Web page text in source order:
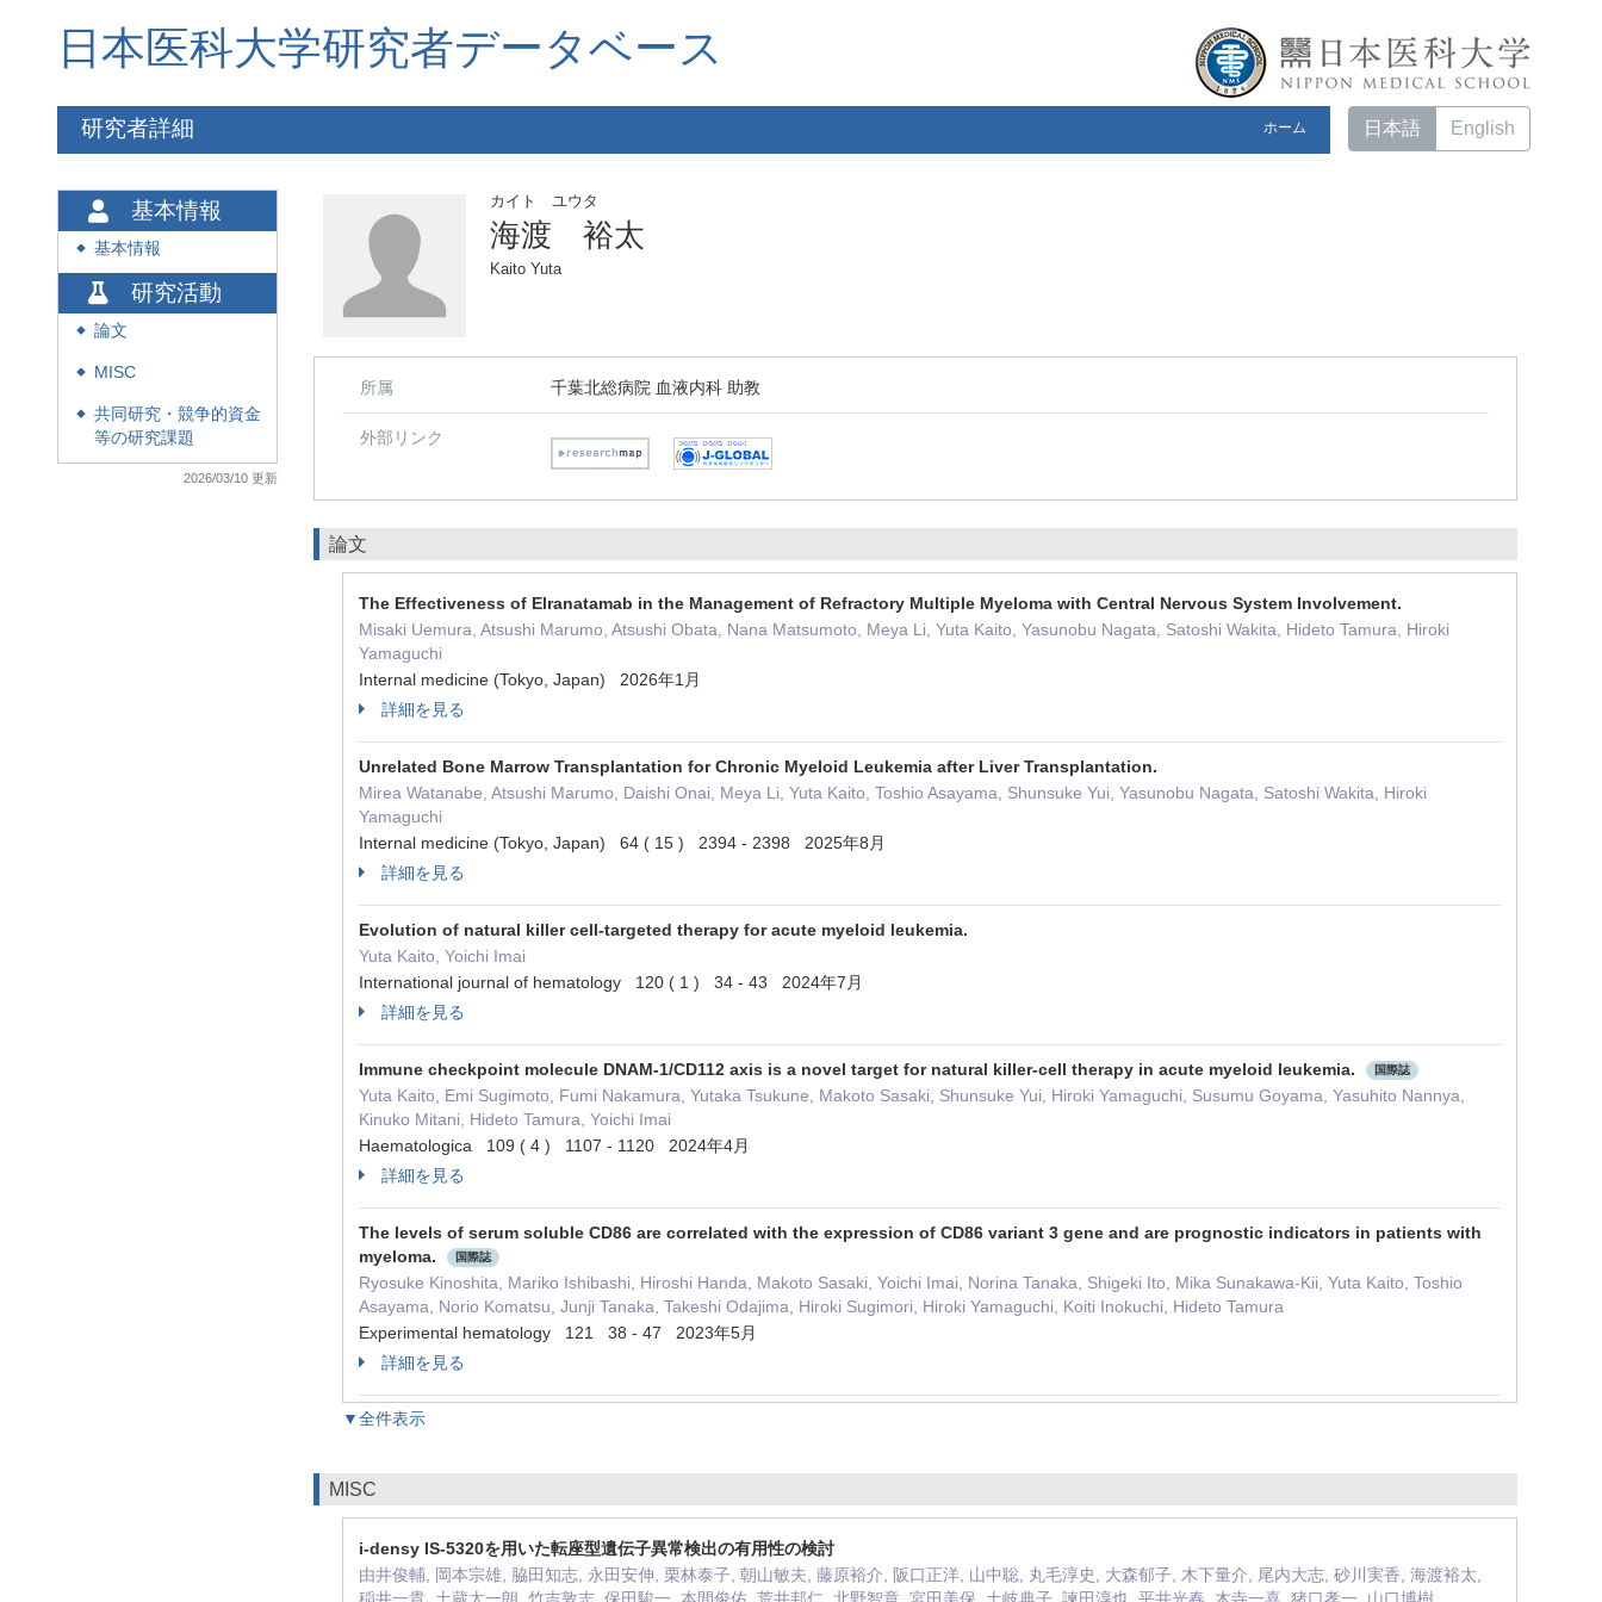
日本医科大学研究者データベース
研究者詳細 ホーム 日本語 English
基本情報
◆ 基本情報
研究活動
◆ 論文
◆ MISC
◆
共同研究・競争的資金
等の研究課題
2026/03/10 更新
カイト ユウタ
海渡 裕太
Kaito Yuta
所属 千葉北総病院 血液内科 助教
外部リンク
論文
The Effectiveness of Elranatamab in the Management of Refractory Multiple Myeloma with Central Nervous System Involvement.
Misaki Uemura, Atsushi Marumo, Atsushi Obata, Nana Matsumoto, Meya Li, Yuta Kaito, Yasunobu Nagata, Satoshi Wakita, Hideto Tamura, Hiroki
Yamaguchi
Internal medicine (Tokyo, Japan) 2026年1月
詳細を見る
Unrelated Bone Marrow Transplantation for Chronic Myeloid Leukemia after Liver Transplantation.
Mirea Watanabe, Atsushi Marumo, Daishi Onai, Meya Li, Yuta Kaito, Toshio Asayama, Shunsuke Yui, Yasunobu Nagata, Satoshi Wakita, Hiroki
Yamaguchi
Internal medicine (Tokyo, Japan) 64 ( 15 ) 2394 - 2398 2025年8月
詳細を見る
Evolution of natural killer cell-targeted therapy for acute myeloid leukemia.
Yuta Kaito, Yoichi Imai
International journal of hematology 120 ( 1 ) 34 - 43 2024年7月
詳細を見る
Immune checkpoint molecule DNAM-1/CD112 axis is a novel target for natural killer-cell therapy in acute myeloid leukemia. 国際誌
Yuta Kaito, Emi Sugimoto, Fumi Nakamura, Yutaka Tsukune, Makoto Sasaki, Shunsuke Yui, Hiroki Yamaguchi, Susumu Goyama, Yasuhito Nannya,
Kinuko Mitani, Hideto Tamura, Yoichi Imai
Haematologica 109 ( 4 ) 1107 - 1120 2024年4月
詳細を見る
The levels of serum soluble CD86 are correlated with the expression of CD86 variant 3 gene and are prognostic indicators in patients with
myeloma.
国際誌
Ryosuke Kinoshita, Mariko Ishibashi, Hiroshi Handa, Makoto Sasaki, Yoichi Imai, Norina Tanaka, Shigeki Ito, Mika Sunakawa-Kii, Yuta Kaito, Toshio
Asayama, Norio Komatsu, Junji Tanaka, Takeshi Odajima, Hiroki Sugimori, Hiroki Yamaguchi, Koiti Inokuchi, Hideto Tamura
Experimental hematology 121 38 - 47 2023年5月
詳細を見る
▼全件表示
MISC
i-densy IS-5320を用いた転座型遺伝子異常検出の有用性の検討
由井俊輔, 岡本宗雄, 脇田知志, 永田安伸, 栗林泰子, 朝山敏夫, 藤原裕介, 阪口正洋, 山中聡, 丸毛淳史, 大森郁子, 木下量介, 尾内大志, 砂川実香, 海渡裕太,